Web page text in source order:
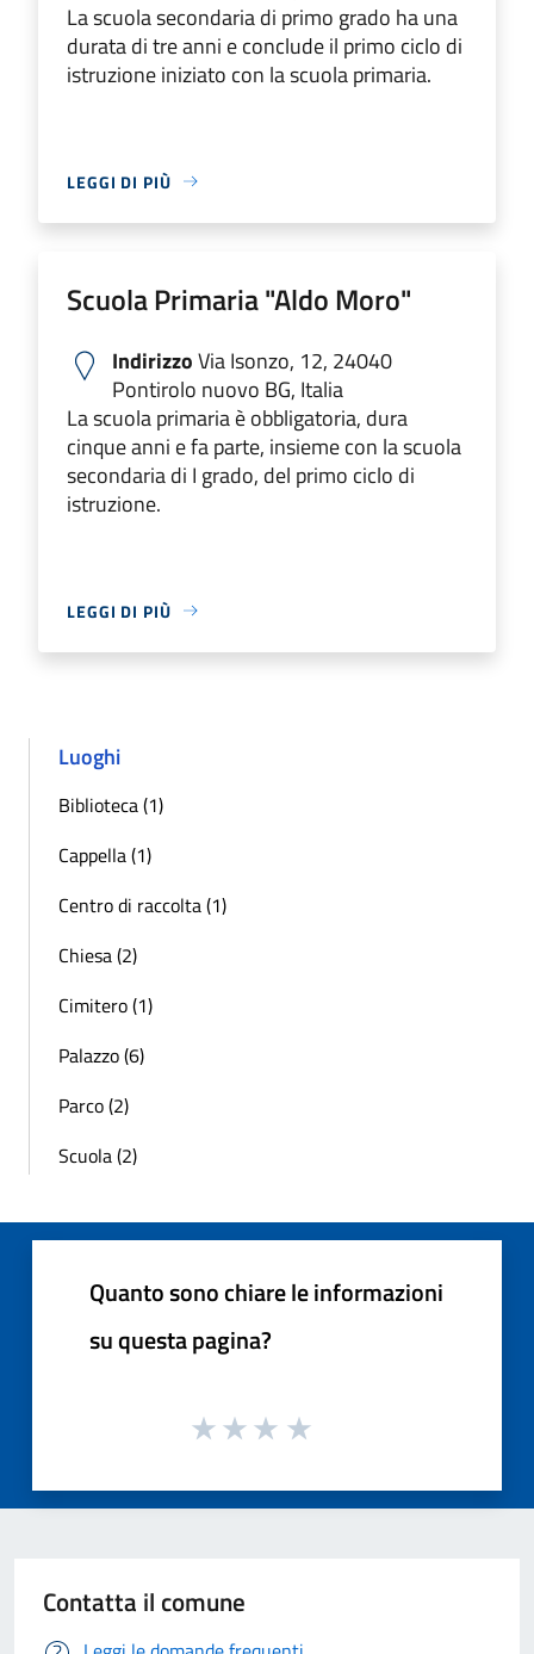
La scuola secondaria di primo grado ha una
durata di tre anni e conclude il primo ciclo di
istruzione iniziato con la scuola primaria.
LEGGI DI PIÙ
Scuola Primaria "Aldo Moro"
IndirizzoVia Isonzo, 12, 24040
Pontirolo nuovo BG, Italia
La scuola primaria è obbligatoria, dura
cinque anni e fa parte, insieme con la scuola
secondaria di I grado, del primo ciclo di
istruzione.
LEGGI DI PIÙ
Luoghi
Biblioteca (1)
Cappella (1)
Centro di raccolta (1)
Chiesa (2)
Cimitero (1)
Palazzo (6)
Parco (2)
Scuola (2)
Quanto sono chiare le informazioni
su questa pagina?
Contatta il comune